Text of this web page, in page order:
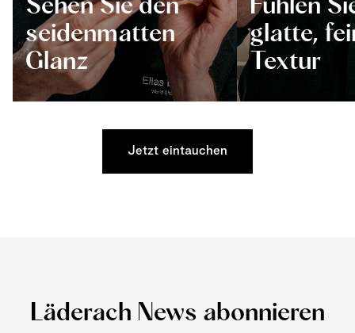
Sehen Sie den
seidenmatten
Glanz
Fühlen
glatte,
Textur
Jetzt eintauchen
Läderach News abonnieren